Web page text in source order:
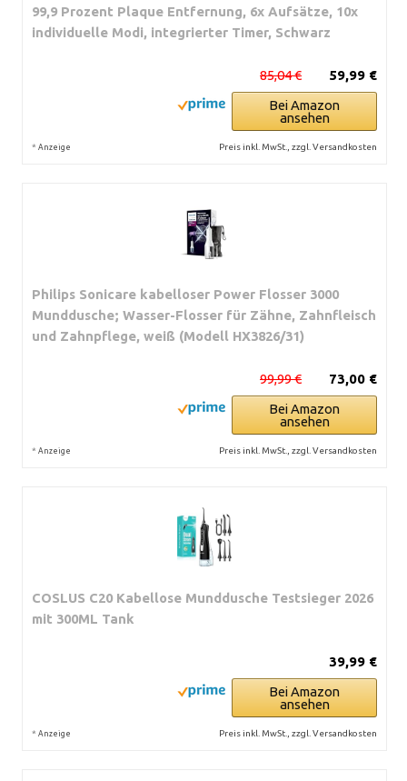
99,9 Prozent Plaque Entfernung, 6x Aufsätze, 10x
individuelle Modi, integrierter Timer, Schwarz
59,99 €
85,04 €
Bei Amazon
ansehen
* Anzeige Preis inkl. MwSt., zzgl. Versandkosten
Philips Sonicare kabelloser Power Flosser 3000
Munddusche; Wasser-Flosser für Zähne, Zahnfleisch
und Zahnpflege, weiß (Modell HX3826/31)
73,00 €
99,99 €
Bei Amazon
ansehen
* Anzeige Preis inkl. MwSt., zzgl. Versandkosten
COSLUS C20 Kabellose Munddusche Testsieger 2026
mit 300ML Tank
39,99 €
Bei Amazon
ansehen
* Anzeige Preis inkl. MwSt., zzgl. Versandkosten